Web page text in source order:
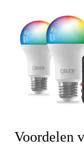
Voordelen